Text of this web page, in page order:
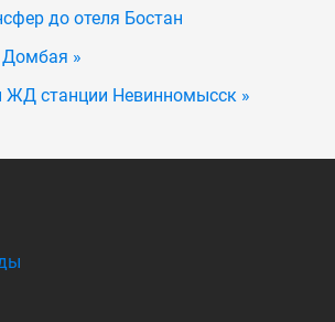
до отеля Бостан
»
ЖД станции Невинномысск »